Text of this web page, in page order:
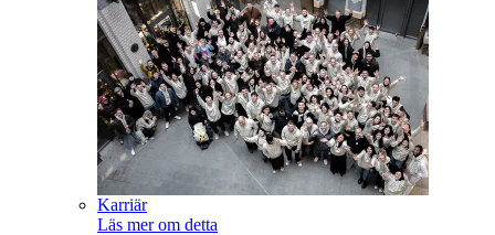
Karriär
Läs mer om detta